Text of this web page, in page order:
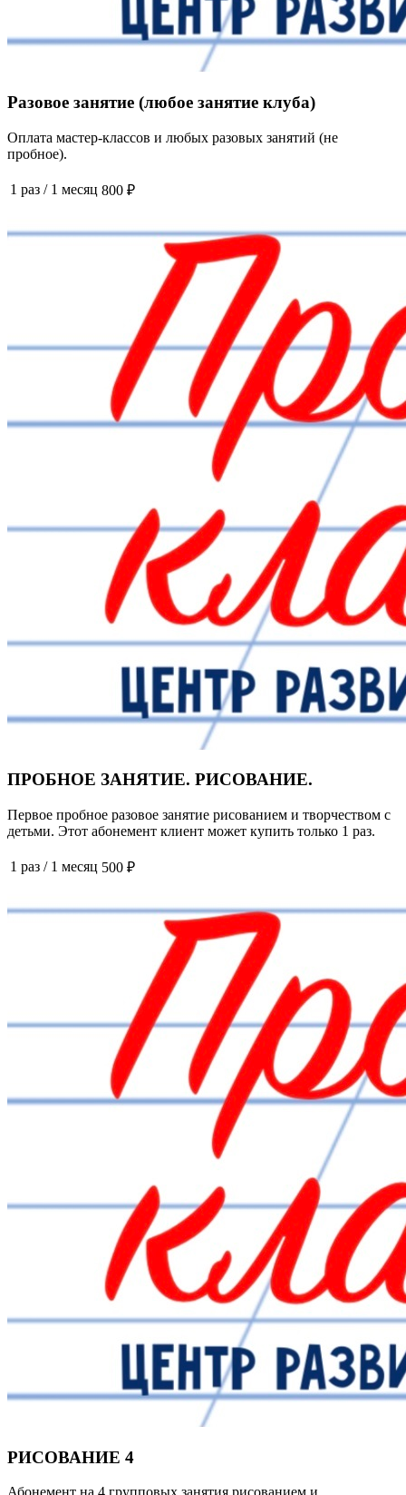
Разовое занятие (любое занятие клуба)
Оплата мастер-классов и любых разовых занятий (не
пробное).
1 раз / 1 месяц 800 ₽
ПРОБНОЕ ЗАНЯТИЕ. РИСОВАНИЕ.
Первое пробное разовое занятие рисованием и творчеством с
детьми. Этот абонемент клиент может купить только 1 раз.
1 раз / 1 месяц 500 ₽
РИСОВАНИЕ 4